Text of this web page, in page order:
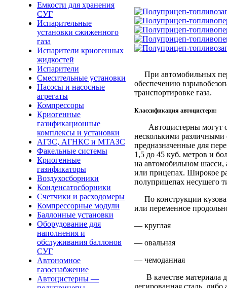
Емкости для хранения
СУГ
Испарительные
установки сжиженного
газа
Испарители криогенных
жидкостей
Испарители
Смесительные установки
Насосы и насосные
агрегаты
Компрессоры
Криогенные
газификационные
комплексы и установки
АГЗС, АГНКС и МТАЗС
Факельные системы
Криогенные
газификаторы
Воздухосборники
Конденсатосборники
Счетчики и расходомеры
Компрессорные модули
Баллонные установки
Оборудование для
наполнения и
обслуживания баллонов
СУГ
Автономное
газоснабжение
Автоцистерны —
При автомобильных
обеспечению
транспортировке газа.
Классификация автоцистерн:
Автоцистерны могут
несколькими
предназначенные для
1,5 до 45 куб. метров и
на автомобильном шасси,
или прицепах. Широкое
полуприцепах несущего
По конструкции кузова
или переменное
— круглая
— овальная
— чемоданная
В качестве материала
легированная сталь,